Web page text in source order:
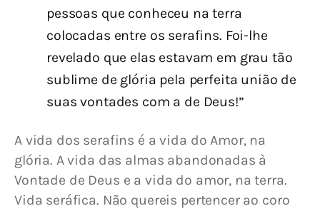
pessoas que conheceu na terra
colocadas entre os serafins. Foi-lhe
revelado que elas estavam em grau tão
sublime de glória pela perfeita união de
suas vontades com a de Deus!”
A vida dos serafins é a vida do Amor, na
glória. A vida das almas abandonadas à
Vontade de Deus e a vida do amor, na terra.
Vida seráfica. Não quereis pertencer ao coro